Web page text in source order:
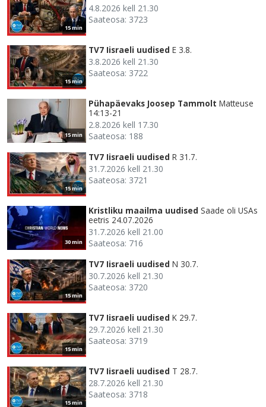
15 min
4.8.2026 kell 21.30
Saateosa: 3723
15 min
TV7 Iisraeli uudised E 3.8.
3.8.2026 kell 21.30
Saateosa: 3722
15 min
Pühapäevaks Joosep Tammolt Matteuse
14:13-21
2.8.2026 kell 17.30
Saateosa: 188
15 min
TV7 Iisraeli uudised R 31.7.
31.7.2026 kell 21.30
Saateosa: 3721
30 min
Kristliku maailma uudised Saade oli USAs
eetris 24.07.2026
31.7.2026 kell 21.00
Saateosa: 716
15 min
TV7 Iisraeli uudised N 30.7.
30.7.2026 kell 21.30
Saateosa: 3720
15 min
TV7 Iisraeli uudised K 29.7.
29.7.2026 kell 21.30
Saateosa: 3719
15 min
TV7 Iisraeli uudised T 28.7.
28.7.2026 kell 21.30
Saateosa: 3718